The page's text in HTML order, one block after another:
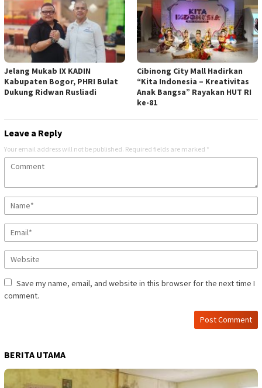
Jelang Mukab IX KADIN
Kabupaten Bogor, PHRI Bulat
Dukung Ridwan Rusliadi
Cibinong City Mall Hadirkan
“Kita Indonesia – Kreativitas
Anak Bangsa” Rayakan HUT RI
ke-81
Leave a Reply
Your email address will not be published. Required fields are marked *
Save my name, email, and website in this browser for the next time I
comment.
BERITA UTAMA